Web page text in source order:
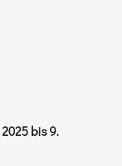
bis 9.